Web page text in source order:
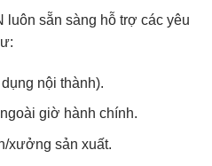
luôn sẵn sàng hỗ trợ các yêu
nội thành).
giờ hành chính.
xưởng sản xuất.